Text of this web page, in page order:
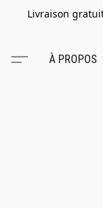
Livraison
À PROPOS